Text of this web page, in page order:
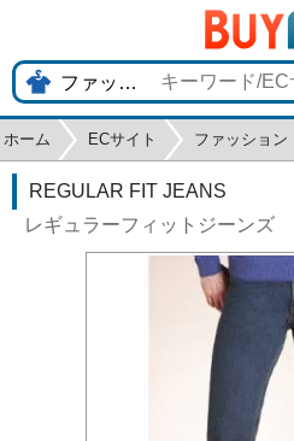
ホーム ECサイト ファッション
REGULAR FIT JEANS
レギュラーフィットジーンズ